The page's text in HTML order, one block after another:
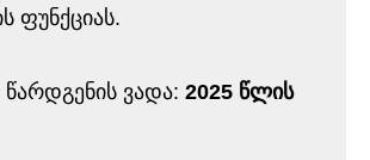
ფუნქციას.
წარდგენის ვადა: 2025 წლის